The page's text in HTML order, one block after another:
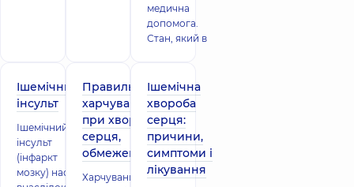
медична
допомога.
Стан, який в
Ішемічний
інсульт
Ішемічний
інсульт
(інфаркт
мозку) настає
Правильне
харчування
при хворобах
серця,
обмеження
Харчування при
Ішемічна
хвороба
серця:
причини,
симптоми і
лікування